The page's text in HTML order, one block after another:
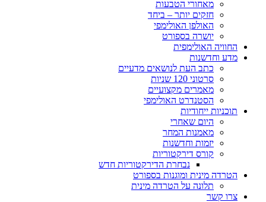
מאחורי הטבעות
חזקים יותר – ביחד
האולפן האולימפי
יושרה בספורט
החוויה האולימפית
מדע וחדשנות
כתב העת לנושאים מדעיים
סרטוני 120 שניות
מאמרים מקצועיים
הסטנדרט האולימפי
תוכניות ייחודיות
היום שאחרי
מאמנות המחר
יזמות וחדשנות
קורס דירקטוריות
נבחרת הדירקטוריות חדש
הטרדה מינית ומוגנות בספורט
תלונה על הטרדה מינית
צרו קשר